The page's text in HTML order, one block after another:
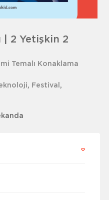
| 2 Yetişkin 2
Temalı Konaklama
, Festival ,